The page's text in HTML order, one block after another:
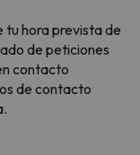
tu hora prevista de
de peticiones
contacto
de contacto